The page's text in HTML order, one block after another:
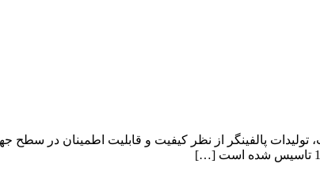
تولیدات پالفینگر از نظر کیفیت و قابلیت اطمینان در